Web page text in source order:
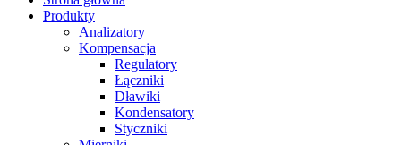
Produkty
Analizatory
Kompensacja
Regulatory
Łączniki
Dławiki
Kondensatory
Styczniki